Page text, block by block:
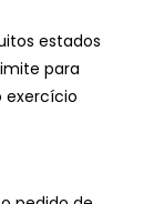
estados
para
exercício